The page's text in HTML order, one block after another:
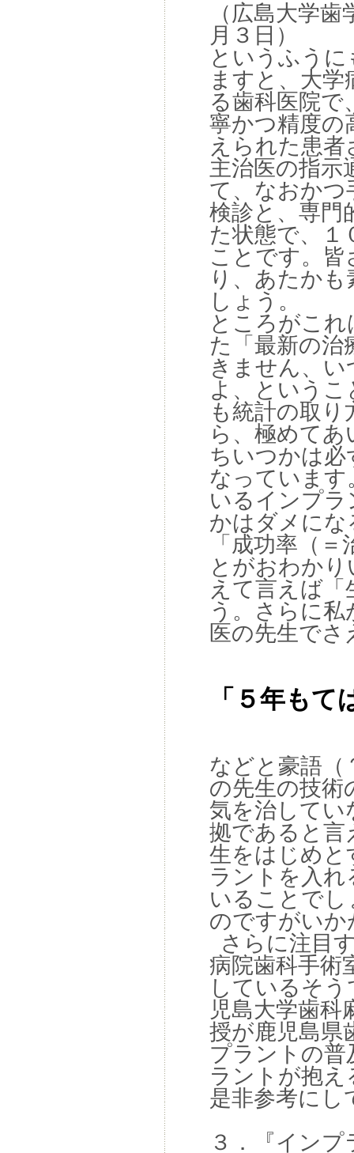
（広島大学
月３日）
というふう
ますと、大
る歯科医院で
寧かつ精度の
えられた患
主治医の指示
て、なおかつ
検診と、専門
た状態で、１
ことです。
り、あたか
しょう。
ところがこ
た「最新の治
きません、
よ、という
も統計の取
ら、極めて
ちいつかは
なっています
いるインプ
かはダメにな
「成功率（
とがおわか
えて言えば
う。さらに
医の先生でさ
「５年も
などと豪語（
の先生の技術
気を治してい
拠であると言
生をはじめと
ラントを入れ
いることで
のですがい
さらに注目
病院歯科手術
しているそ
児島大学歯
授が鹿児島県
プラントの普
ラントが抱
是非参考にし
３．『イン